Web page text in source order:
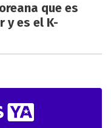
que es
y es el K-